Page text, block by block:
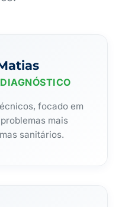
focado em
mais
sanitários.